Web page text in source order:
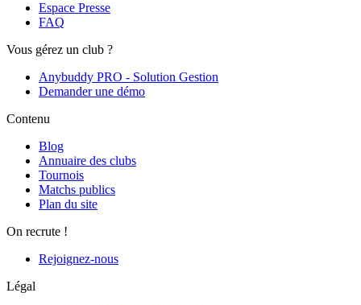
Espace Presse
FAQ
Vous gérez un club ?
Anybuddy PRO - Solution Gestion
Demander une démo
Contenu
Blog
Annuaire des clubs
Tournois
Matchs publics
Plan du site
On recrute !
Rejoignez-nous
Légal